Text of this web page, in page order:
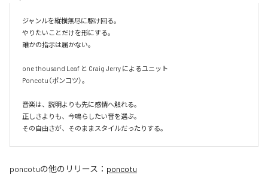
ジャンルを縦横無尽に駆け回る。
やりたいことだけを形にする。
誰かの指示は届かない。
one thousand Leaf と Craig Jerry によるユニット
Poncotu（ポンコツ）。
音楽は、説明よりも先に感情へ触れる。
正しさよりも、今鳴らしたい音を選ぶ。
その自由さが、そのままスタイルだったりする。
poncotuの他のリリース： poncotu